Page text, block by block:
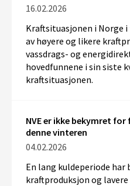
16.02.2026
Kraftsituasjonen i Norge
av høyere og likere
vassdrags- og
hovedfunnene i sin siste
kraftsituasjonen.
NVE er ikke bekymret
denne vinteren
04.02.2026
En lang kuldeperiode
kraftproduksjon og lavere